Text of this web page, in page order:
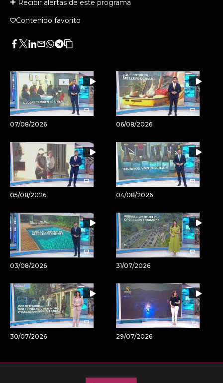
Recibir alertas de este programa
Contenido favorito
Facebook
Twitter
LinkedIn
Enviar
Whatsapp
Telegram
Copiar
artículo
07/08/2026 06/08/2026
05/08/2026 04/08/2026
03/08/2026 31/07/2026
30/07/2026 29/07/2026